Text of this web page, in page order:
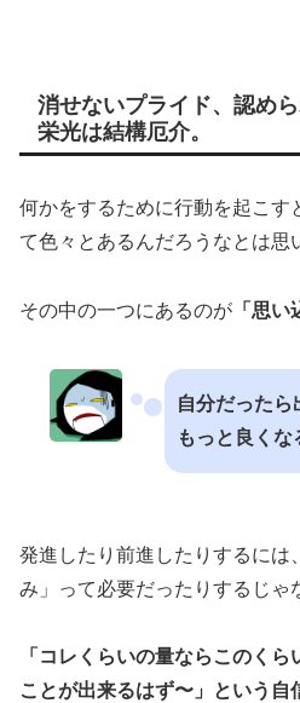
消せないプライド、認め
栄光は結構厄介。
何かをするために行動を起こす
て色々とあるんだろうなとは思
その中の一つにあるのが 「思い
自分だったら
もっと良くな
発進したり前進したりするには
み」って必要だったりするじゃ
「コレくらいの量ならこのく
ことが出来るはず〜」という